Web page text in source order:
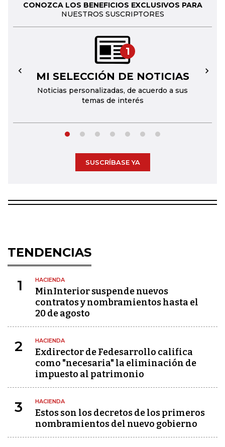
CONOZCA LOS BENEFICIOS EXCLUSIVOS PARA
NUESTROS SUSCRIPTORES
1
MI SELECCIÓN DE NOTICIAS
Noticias personalizadas, de acuerdo a sus
temas de interés
← →
SUSCRÍBASE YA
TENDENCIAS
1 HACIENDA
MinInterior suspende nuevos
contratos y nombramientos hasta el
20 de agosto
2 HACIENDA
Exdirector de Fedesarrollo califica
como "necesaria" la eliminación de
impuesto al patrimonio
3 HACIENDA
Estos son los decretos de los primeros
nombramientos del nuevo gobierno